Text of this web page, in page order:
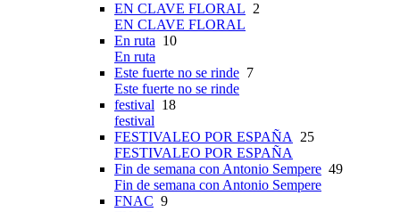
EN CLAVE FLORAL 2
EN CLAVE FLORAL
En ruta 10
En ruta
Este fuerte no se rinde 7
Este fuerte no se rinde
festival 18
festival
FESTIVALEO POR ESPAÑA
25
FESTIVALEO POR ESPAÑA
Fin de semana con Antonio Sempere 49
Fin de semana con Antonio Sempere
FNAC 9